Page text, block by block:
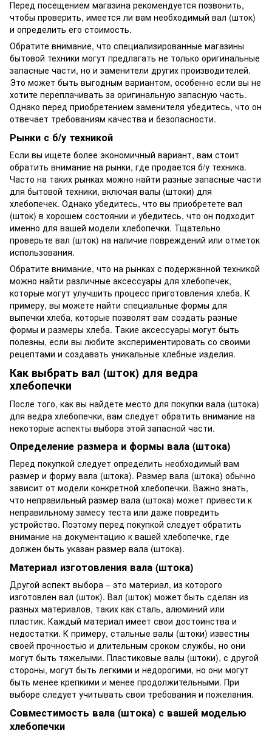
Перед посещением магазина рекомендуется позвонить,
чтобы проверить, имеется ли вам необходимый вал (шток)
и определить его стоимость.
Обратите внимание, что специализированные магазины
бытовой техники могут предлагать не только оригинальные
запасные части, но и заменители других производителей.
Это может быть выгодным вариантом, особенно если вы не
хотите переплачивать за оригинальную запасную часть.
Однако перед приобретением заменителя убедитесь, что он
отвечает требованиям качества и безопасности.
Рынки с б/у техникой
Если вы ищете более экономичный вариант, вам стоит
обратить внимание на рынки, где продается б/у техника.
Часто на таких рынках можно найти разные запасные части
для бытовой техники, включая валы (штоки) для
хлебопечек. Однако убедитесь, что вы приобретете вал
(шток) в хорошем состоянии и убедитесь, что он подходит
именно для вашей модели хлебопечки. Тщательно
проверьте вал (шток) на наличие повреждений или отметок
использования.
Обратите внимание, что на рынках с подержанной техникой
можно найти различные аксессуары для хлебопечек,
которые могут улучшить процесс приготовления хлеба. К
примеру, вы можете найти специальные формы для
выпечки хлеба, которые позволят вам создать разные
формы и размеры хлеба. Такие аксессуары могут быть
полезны, если вы любите экспериментировать со своими
рецептами и создавать уникальные хлебные изделия.
Как выбрать вал (шток) для ведра
хлебопечки
После того, как вы найдете место для покупки вала (штока)
для ведра хлебопечки, вам следует обратить внимание на
некоторые аспекты выбора этой запасной части.
Определение размера и формы вала (штока)
Перед покупкой следует определить необходимый вам
размер и форму вала (штока). Размер вала (штока) обычно
зависит от модели конкретной хлебопечки. Важно знать,
что неправильный размер вала (штока) может привести к
неправильному замесу теста или даже повредить
устройство. Поэтому перед покупкой следует обратить
внимание на документацию к вашей хлебопечке, где
должен быть указан размер вала (штока).
Материал изготовления вала (штока)
Другой аспект выбора – это материал, из которого
изготовлен вал (шток). Вал (шток) может быть сделан из
разных материалов, таких как сталь, алюминий или
пластик. Каждый материал имеет свои достоинства и
недостатки. К примеру, стальные валы (штоки) известны
своей прочностью и длительным сроком службы, но они
могут быть тяжелыми. Пластиковые валы (штоки), с другой
стороны, могут быть легкими и недорогими, но они могут
быть менее крепкими и менее продолжительными. При
выборе следует учитывать свои требования и пожелания.
Совместимость вала (штока) с вашей моделью
хлебопечки